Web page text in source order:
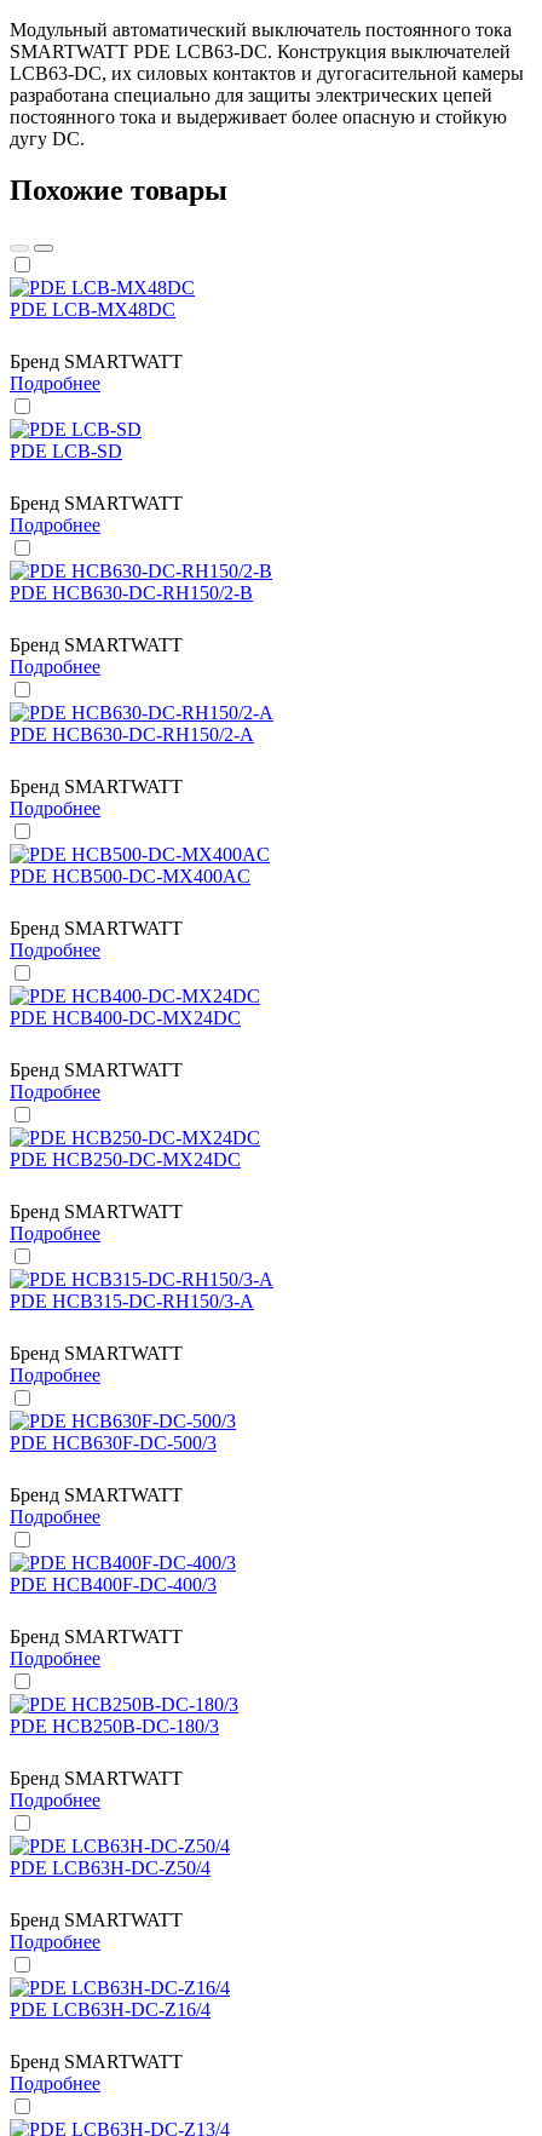
Модульный автоматический выключатель постоянного тока
SMARTWATT PDE LCB63-DC. Конструкция выключателей
LCB63-DC, их силовых контактов и дугогасительной камеры
разработана специально для защиты электрических цепей
постоянного тока и выдерживает более опасную и стойкую
дугу DC.
Похожие товары
PDE LCB-MX48DC
Бренд SMARTWATT
Подробнее
PDE LCB-SD
Бренд SMARTWATT
Подробнее
PDE HCB630-DC-RH150/2-B
Бренд SMARTWATT
Подробнее
PDE HCB630-DC-RH150/2-A
Бренд SMARTWATT
Подробнее
PDE HCB500-DC-MX400AC
Бренд SMARTWATT
Подробнее
PDE HCB400-DC-MX24DC
Бренд SMARTWATT
Подробнее
PDE HCB250-DC-MX24DC
Бренд SMARTWATT
Подробнее
PDE HCB315-DC-RH150/3-A
Бренд SMARTWATT
Подробнее
PDE HCB630F-DC-500/3
Бренд SMARTWATT
Подробнее
PDE HCB400F-DC-400/3
Бренд SMARTWATT
Подробнее
PDE HCB250B-DC-180/3
Бренд SMARTWATT
Подробнее
PDE LCB63H-DC-Z50/4
Бренд SMARTWATT
Подробнее
PDE LCB63H-DC-Z16/4
Бренд SMARTWATT
Подробнее